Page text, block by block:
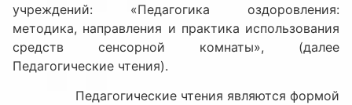
учреждений: «Педагогика оздоровления:
методика, направления и практика использования
средств сенсорной комнаты», (далее
Педагогические чтения).
Педагогические чтения являются формой